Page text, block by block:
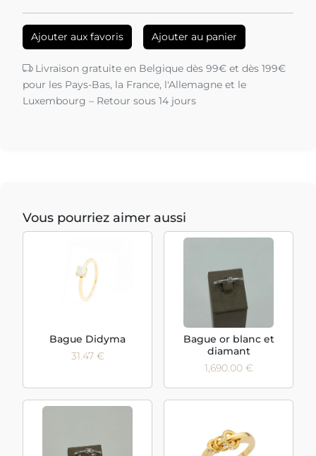
Ajouter aux favoris Ajouter au panier
Livraison gratuite en Belgique dès 99€ et dès 199€
pour les Pays-Bas, la France, l'Allemagne et le
Luxembourg – Retour sous 14 jours
Vous pourriez aimer aussi
Bague Didyma
31.47 €
Bague or blanc et
diamant
1,690.00 €